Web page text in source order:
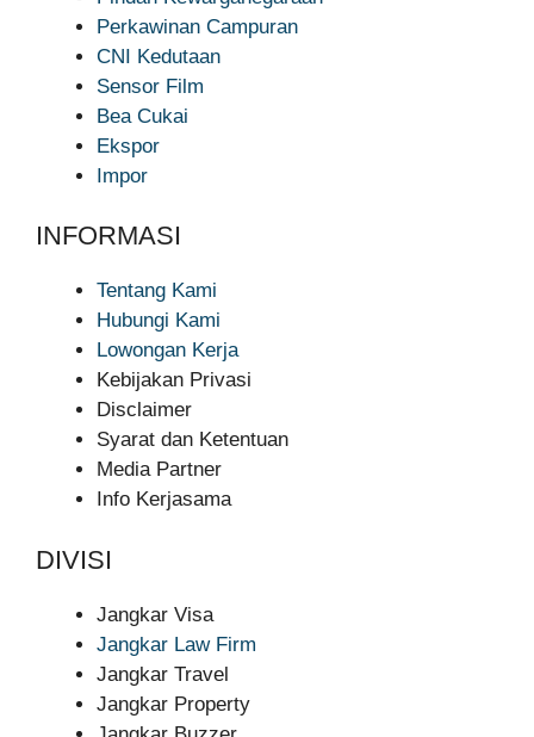
Perkawinan Campuran
CNI Kedutaan
Sensor Film
Bea Cukai
Ekspor
Impor
INFORMASI
Tentang Kami
Hubungi Kami
Lowongan Kerja
Kebijakan Privasi
Disclaimer
Syarat dan Ketentuan
Media Partner
Info Kerjasama
DIVISI
Jangkar Visa
Jangkar Law Firm
Jangkar Travel
Jangkar Property